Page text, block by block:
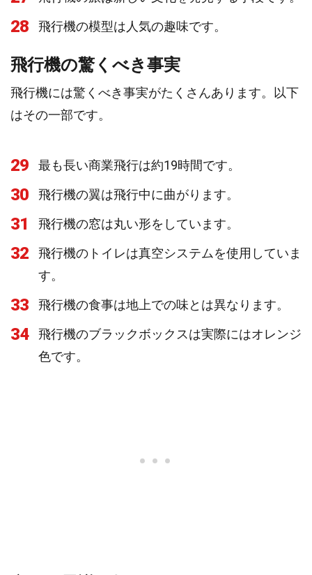
28 飛行機の模型は人気の趣味です。
飛行機の驚くべき事実
飛行機には驚くべき事実がたくさんあります。以下
はその一部です。
29 最も長い商業飛行は約19時間です。
30 飛行機の翼は飛行中に曲がります。
31 飛行機の窓は丸い形をしています。
32
飛行機のトイレは真空システムを使用していま
す。
33 飛行機の食事は地上での味とは異なります。
34
飛行機のブラックボックスは実際にはオレンジ
色です。